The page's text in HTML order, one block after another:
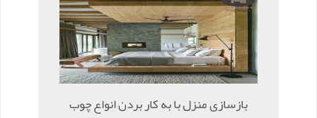
بازسازی منزل با به کار بردن انواع چوب